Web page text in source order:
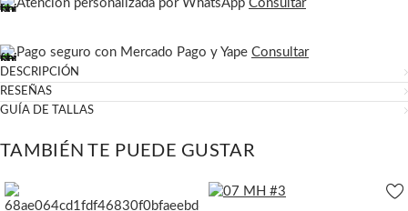
Atención personalizada por WhatsApp Consultar
Pago seguro con Mercado Pago y Yape Consultar
DESCRIPCIÓN
RESEÑAS
GUÍA DE TALLAS
TAMBIÉN TE PUEDE GUSTAR